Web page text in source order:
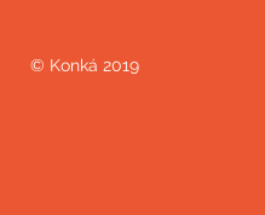
© Konká 2019